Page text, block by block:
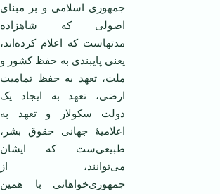
جمهوری اسلامی و بر مبنای
اصولی که شاهزاده
مدتهاست که اعلام کرده‌اند،
یعنی پایبندی به حفظ کشور و
ملت، تعهد به حفظ تمامیت
ارضی، تعهد به ایجاد یک
دولت سکولار و تعهد به
اعلامیۀ جهانی حقوق بشر،
طبیعی‌ست که ایشان
می‌توانند، از
جمهوری‌خواهانی با همین